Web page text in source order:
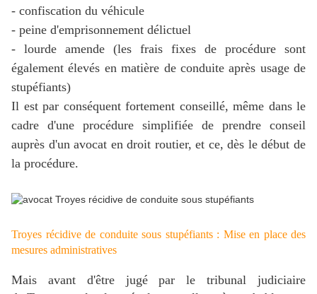
- confiscation du véhicule
- peine d'emprisonnement délictuel
- lourde amende (les frais fixes de procédure sont
également élevés en matière de conduite après usage de
stupéfiants)
Il est par conséquent fortement conseillé, même dans le
cadre d'une procédure simplifiée de prendre conseil
auprès d'un avocat en droit routier, et ce, dès le début de
la procédure.
Troyes récidive de conduite sous stupéfiants : Mise en place des
mesures administratives
Mais avant d'être jugé par le tribunal judiciaire